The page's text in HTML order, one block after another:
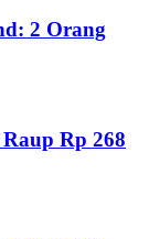
2 Orang
Rp 268